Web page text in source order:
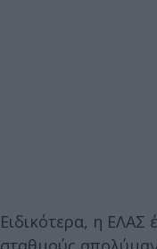
Ειδικότερα, η ΕΛΑΣ